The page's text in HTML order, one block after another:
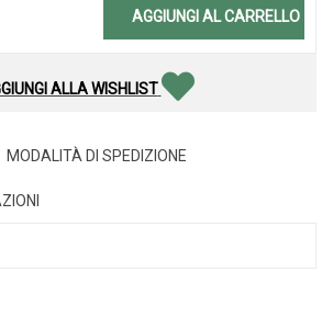
AGGIUNGI AL CARRELLO
ALLA WISHLIST
MODALITÀ DI SPEDIZIONE